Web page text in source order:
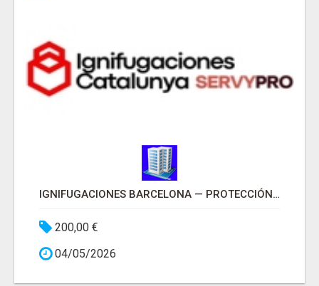
IGNIFUGACIONES BARCELONA — PROTECCIÓN PASIVA CONTRA INCENDIOS
200,00 €
04/05/2026